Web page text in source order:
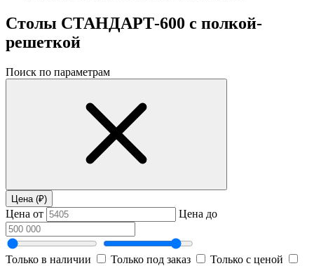
Столы СТАНДАРТ-600 с полкой-
решеткой
Поиск по параметрам
Цена (₽)
Цена от Цена до
Только в наличии Только под заказ
Только с ценой